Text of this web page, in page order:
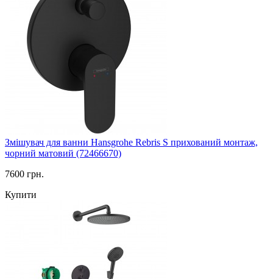
Змішувач для ванни Hansgrohe Rebris S прихований монтаж,
чорний матовий (72466670)
7600 грн.
Купити